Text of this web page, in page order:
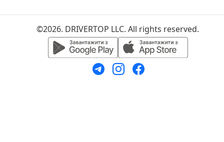
©2026. DRIVERTOP LLC. All rights reserved.